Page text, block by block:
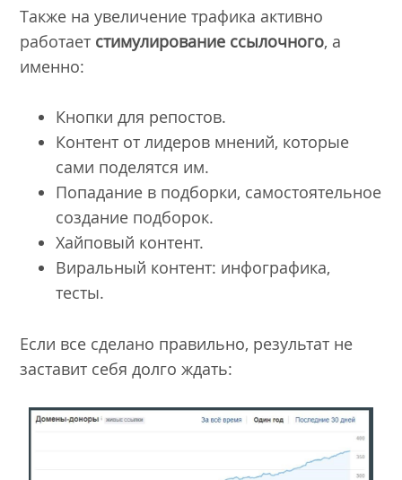
Также на увеличение трафика активно
работает стимулирование ссылочного, а
именно:
Кнопки для репостов.
Контент от лидеров мнений, которые
сами поделятся им.
Попадание в подборки, самостоятельное
создание подборок.
Хайповый контент.
Виральный контент: инфографика,
тесты.
Если все сделано правильно, результат не
заставит себя долго ждать: